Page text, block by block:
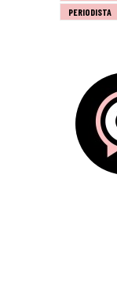
PERIODISTA